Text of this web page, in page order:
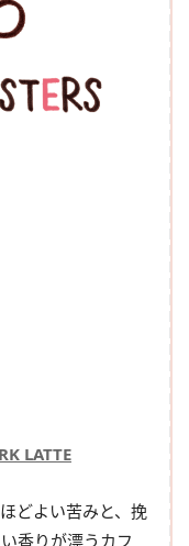
LATTE
どよい苦みと、挽
香りが漂うカフ